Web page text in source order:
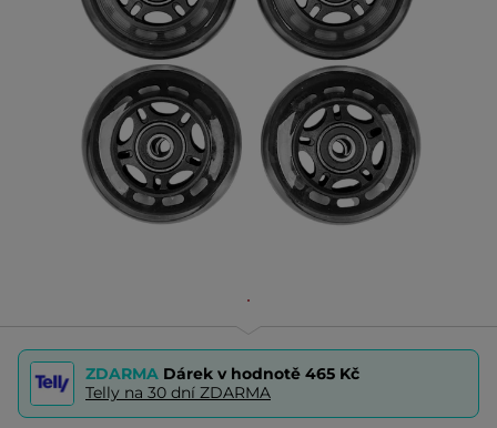
ZDARMA Dárek v hodnotě 465 Kč
Telly na 30 dní ZDARMA